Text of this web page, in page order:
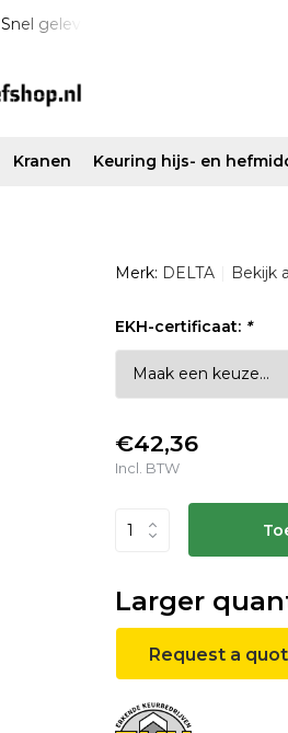
Snel geleverd & scherp van prijs!
Kranen Keuring hijs- en
Merk: DELTA Bekijk
EKH-certificaat: *
€42,36
Incl. BTW
Larger
Request a